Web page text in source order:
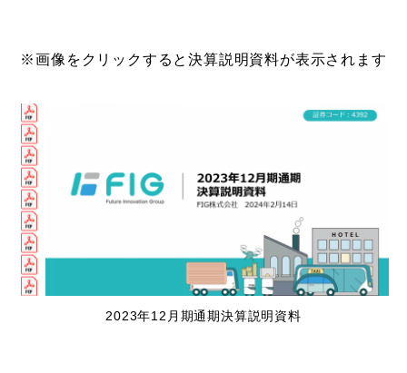
※画像をクリックすると決算説明資料が表示されます
2023年12月期通期決算説明資料